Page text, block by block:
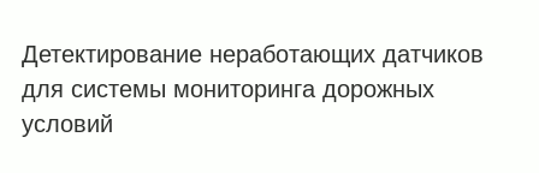
Детектирование неработающих датчиков
для системы мониторинга дорожных
условий